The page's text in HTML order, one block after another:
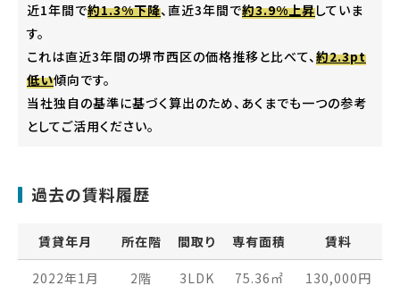
近1年間で約1.3%下降、直近3年間で約3.9%上昇していま
す。
これは直近3年間の堺市西区の価格推移と比べて、約2.3pt
低い傾向です。
当社独自の基準に基づく算出のため、あくまでも一つの参考
としてご活用ください。
過去の賃料履歴
賃貸年月 所在階 間取り 専有面積 賃料
2022年1月 2階 3LDK 75.36 ㎡ 130,000円